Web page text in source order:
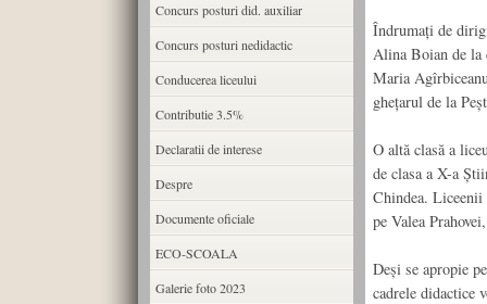
Îndrumați de
Alina Boian de la
Maria
ghețarul de la
O altă clasă a
de clasa a X-a
Chindea. Liceenii
pe Valea
Deși se apropie
cadrele didactice
Concurs posturi did. auxiliar
Concurs posturi nedidactic
Conducerea liceului
Contributie 3.5%
Declaratii de interese
Despre
Documente oficiale
ECO-SCOALA
Galerie foto 2023